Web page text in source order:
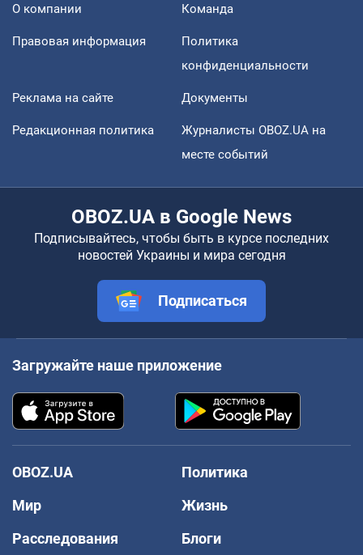
О компании Команда
Правовая информация
Политика
конфиденциальности
Реклама на сайте Документы
Редакционная политика
Журналисты OBOZ.UA на
месте событий
OBOZ.UA в Google News
Подписывайтесь, чтобы быть в курсе последних
новостей Украины и мира сегодня
Подписаться
Загружайте наше приложение
OBOZ.UA
Политика
Мир
Жизнь
Расследования
Блоги